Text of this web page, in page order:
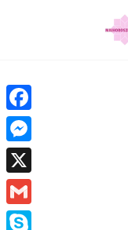
Facebook
Messenger
X
Gmail